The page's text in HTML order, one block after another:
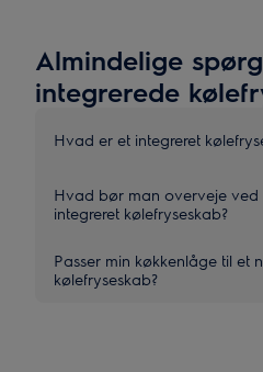
Almindelige
integrerede
Hvad er et integreret
Hvad bør man overveje ved
integreret kølefryseskab?
Passer min køkkenlåge til et
kølefryseskab?